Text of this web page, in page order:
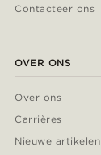
Contacteer ons
OVER ONS
Over ons
Carrières
Nieuwe artikelen